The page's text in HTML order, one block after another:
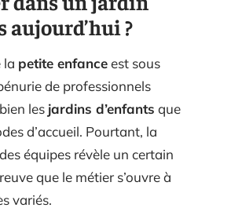
aujourd’hui ?
la petite enfanceest sous
de professionnels
les jardins d’enfants que
d’accueil. Pourtant, la
équipes révèle un certain
que le métier s’ouvre à
variés.